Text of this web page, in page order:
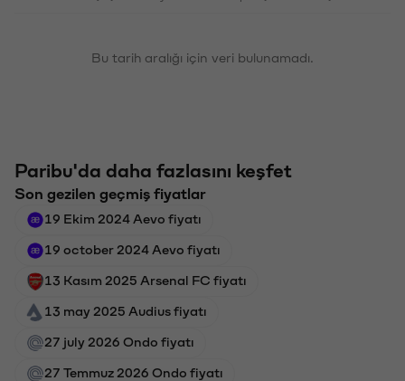
Bu tarih aralığı için veri bulunamadı.
Paribu'da daha fazlasını keşfet
Son gezilen geçmiş fiyatlar
19 Ekim 2024 Aevo fiyatı
19 october 2024 Aevo fiyatı
13 Kasım 2025 Arsenal FC fiyatı
13 may 2025 Audius fiyatı
27 july 2026 Ondo fiyatı
27 Temmuz 2026 Ondo fiyatı